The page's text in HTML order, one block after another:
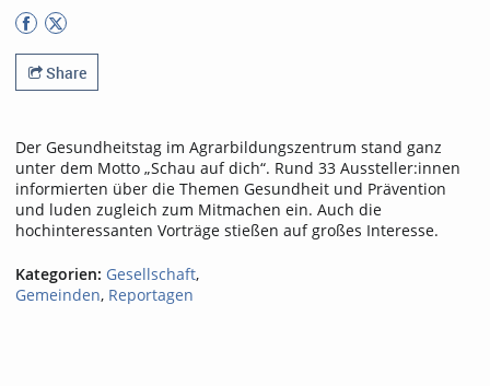
Share
Der Gesundheitstag im Agrarbildungszentrum stand ganz
unter dem Motto „Schau auf dich“. Rund 33 Aussteller:innen
informierten über die Themen Gesundheit und Prävention
und luden zugleich zum Mitmachen ein. Auch die
hochinteressanten Vorträge stießen auf großes Interesse.
Kategorien: Gesellschaft,
Gemeinden, Reportagen